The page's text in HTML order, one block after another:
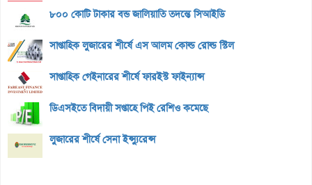
৮০০ কোটি টাকার বন্ড জালিয়াতি তদন্তে সিআইডি
সাপ্তাহিক লুজারের শীর্ষে এস আলম কোল্ড রোল্ড স্টিল
সাপ্তাহিক গেইনারের শীর্ষে ফারইস্ট ফাইন্যান্স
ডিএসইতে বিদায়ী সপ্তাহে পিই রেশিও কমেছে
লুজারের শীর্ষে সেনা ইন্স্যুরেন্স